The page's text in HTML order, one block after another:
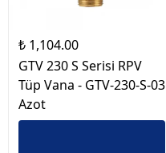
₺ 1,104.00
GTV 230 S Serisi RPV
Tüp Vana - GTV-230-S-03
Azot